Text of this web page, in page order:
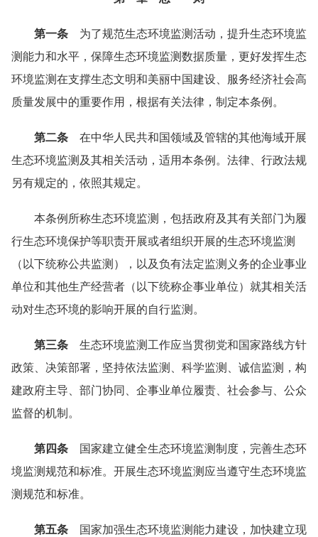
第一条 为了规范生态环境监测活动，提升生态环境监
测能力和水平，保障生态环境监测数据质量，更好发挥生态
环境监测在支撑生态文明和美丽中国建设、服务经济社会高
质量发展中的重要作用，根据有关法律，制定本条例。
第二条 在中华人民共和国领域及管辖的其他海域开展
生态环境监测及其相关活动，适用本条例。法律、行政法规
另有规定的，依照其规定。
本条例所称生态环境监测，包括政府及其有关部门为履
行生态环境保护等职责开展或者组织开展的生态环境监测
（以下统称公共监测），以及负有法定监测义务的企业事业
单位和其他生产经营者（以下统称企事业单位）就其相关活
动对生态环境的影响开展的自行监测。
第三条 生态环境监测工作应当贯彻党和国家路线方针
政策、决策部署，坚持依法监测、科学监测、诚信监测，构
建政府主导、部门协同、企事业单位履责、社会参与、公众
监督的机制。
第四条 国家建立健全生态环境监测制度，完善生态环
境监测规范和标准。开展生态环境监测应当遵守生态环境监
测规范和标准。
第五条 国家加强生态环境监测能力建设，加快建立现